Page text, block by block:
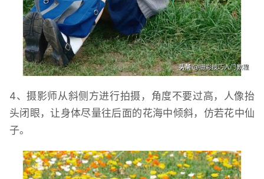
4、摄影师从斜侧方进行拍摄，角度不要过高，人像抬
头闭眼，让身体尽量往后面的花海中倾斜，仿若花中仙
子。